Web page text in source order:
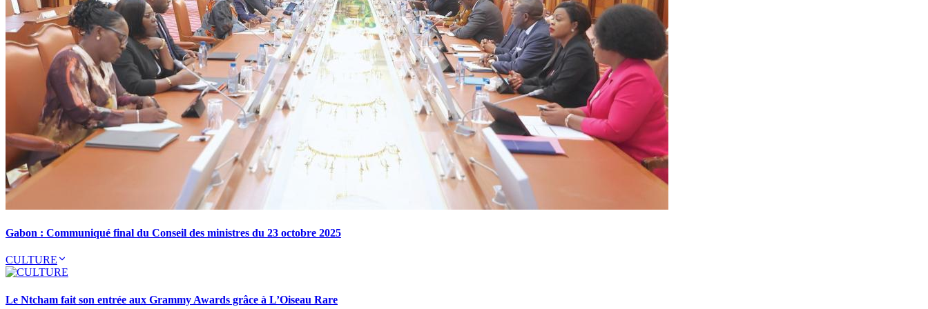
Gabon : Communiqué final du Conseil des ministres du 23 octobre 2025
CULTURE
Le Ntcham fait son entrée aux Grammy Awards grâce à L’Oiseau Rare